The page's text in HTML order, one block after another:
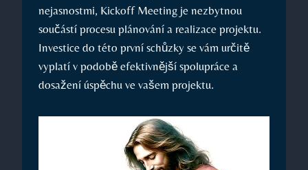
nejasnostmi, Kickoff Meeting je nezbytnou
součástí procesu plánování a realizace projektu.
Investice do této první schůzky se vám určitě
vyplatí v podobě efektivnější spolupráce a
dosažení úspěchu ve vašem projektu.